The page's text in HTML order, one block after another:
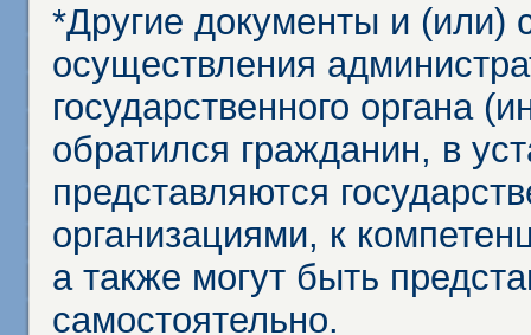
*Другие документы и (или)
осуществления
государственного органа
обратился гражданин, в
представляются
организациями, к
а также могут быть
самостоятельно.